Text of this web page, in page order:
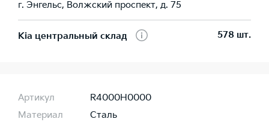
г. Энгельс, Волжский проспект, д. 75
Kia центральный склад 578 шт.
Артикул
R4000H0000
Материал
Сталь